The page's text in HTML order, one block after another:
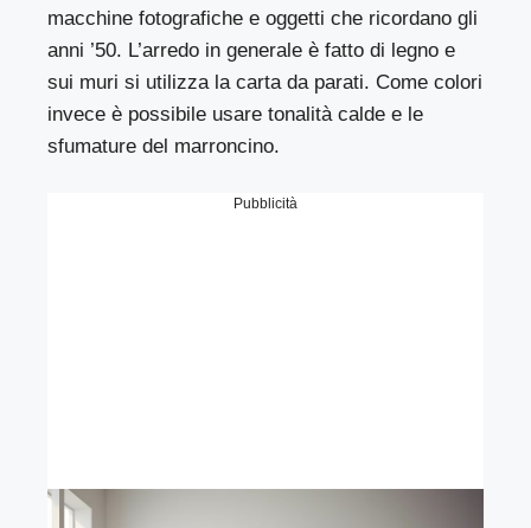
macchine fotografiche e oggetti che ricordano gli
anni ’50. L’arredo in generale è fatto di legno e
sui muri si utilizza la carta da parati. Come colori
invece è possibile usare tonalità calde e le
sfumature del marroncino.
Pubblicità